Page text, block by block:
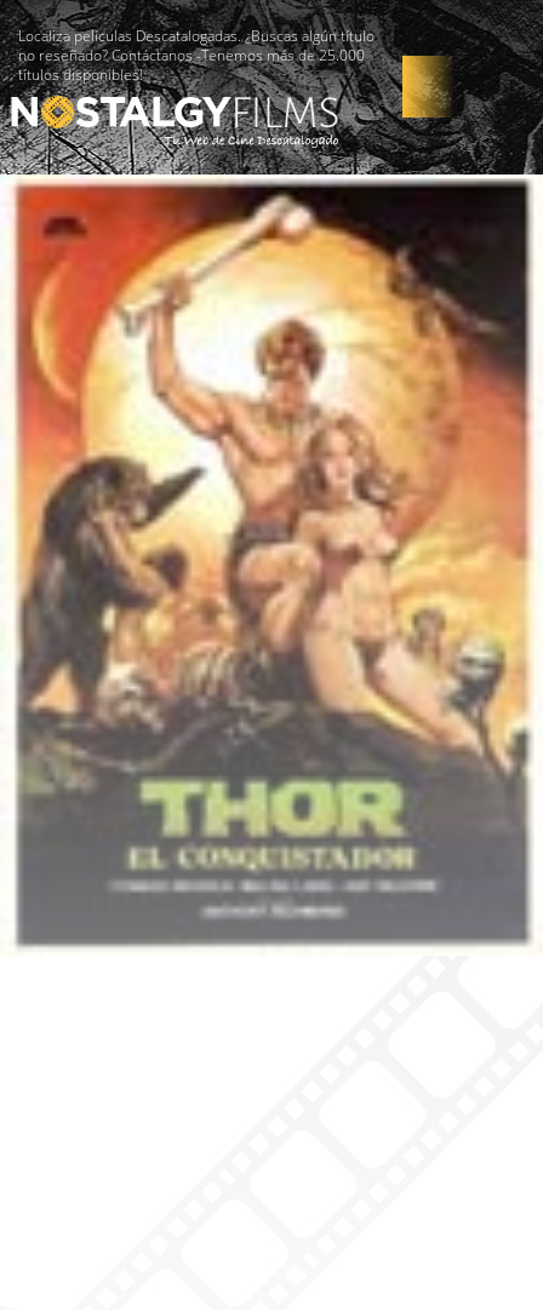
Localiza películas Descatalogadas. ¿Buscas algún título
no reseñado? Contáctanos -Tenemos más de 25.000
títulos disponibles!